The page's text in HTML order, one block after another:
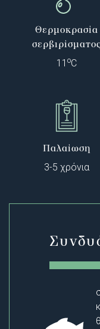
Θερμοκρασία
11 oC
Παλαίωση
3-5 χρόνια